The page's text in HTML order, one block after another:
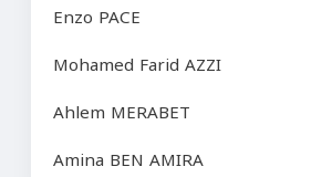
Enzo PACE
Mohamed Farid AZZI
Ahlem MERABET
Amina BEN AMIRA